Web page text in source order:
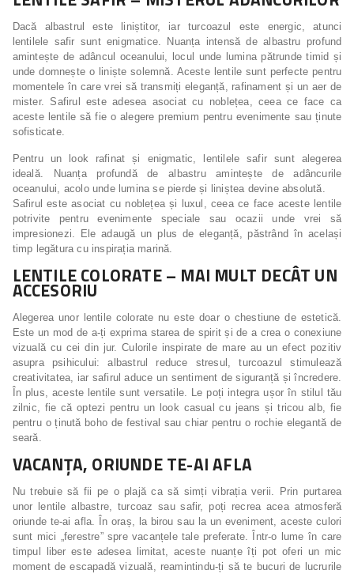
Dacă albastrul este liniștitor, iar turcoazul este energic, atunci
lentilele safir sunt enigmatice. Nuanța intensă de albastru profund
amintește de adâncul oceanului, locul unde lumina pătrunde timid și
unde domnește o liniște solemnă. Aceste lentile sunt perfecte pentru
momentele în care vrei să transmiți eleganță, rafinament și un aer de
mister. Safirul este adesea asociat cu noblețea, ceea ce face ca
aceste lentile să fie o alegere premium pentru evenimente sau ținute
sofisticate.
Pentru un look rafinat și enigmatic, lentilele safir sunt alegerea
ideală. Nuanța profundă de albastru amintește de adâncurile
oceanului, acolo unde lumina se pierde și liniștea devine absolută.
Safirul este asociat cu noblețea și luxul, ceea ce face aceste lentile
potrivite pentru evenimente speciale sau ocazii unde vrei să
impresionezi. Ele adaugă un plus de eleganță, păstrând în același
timp legătura cu inspirația marină.
LENTILE COLORATE – MAI MULT DECÂT UN
ACCESORIU
Alegerea unor lentile colorate nu este doar o chestiune de estetică.
Este un mod de a-ți exprima starea de spirit și de a crea o conexiune
vizuală cu cei din jur. Culorile inspirate de mare au un efect pozitiv
asupra psihicului: albastrul reduce stresul, turcoazul stimulează
creativitatea, iar safirul aduce un sentiment de siguranță și încredere.
În plus, aceste lentile sunt versatile. Le poți integra ușor în stilul tău
zilnic, fie că optezi pentru un look casual cu jeans și tricou alb, fie
pentru o ținută boho de festival sau chiar pentru o rochie elegantă de
seară.
VACANȚA, ORIUNDE TE-AI AFLA
Nu trebuie să fii pe o plajă ca să simți vibrația verii. Prin purtarea
unor lentile albastre, turcoaz sau safir, poți recrea acea atmosferă
oriunde te-ai afla. În oraș, la birou sau la un eveniment, aceste culori
sunt mici „ferestre” spre vacanțele tale preferate. Într-o lume în care
timpul liber este adesea limitat, aceste nuanțe îți pot oferi un mic
moment de escapadă vizuală, reamintindu-ți să te bucuri de lucrurile